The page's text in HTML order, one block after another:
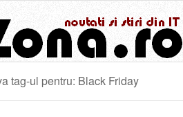
tag-ul pentru: Black Friday